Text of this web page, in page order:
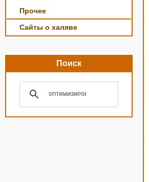
Прочее
Сайты о халяве
Поиск